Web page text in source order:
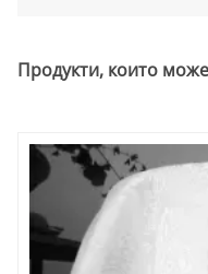
Продукти, които